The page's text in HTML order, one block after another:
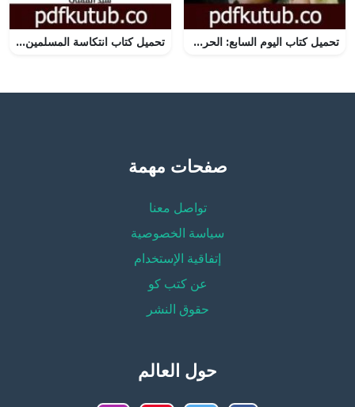
تحميل كتاب اليوم السابع: الحرب المستحيلة – حرب الاستنزاف PDF تأليف محمود عوض مجانا [كامل] تحميل كتاب انتكاسة المسلمين إلى الوثنية: التشخيص قبل الإصلاح – نسخة هنداوي PDF تأليف سيد القمني مجانا [كامل]
صفحات مهمة
تواصل معنا
سياسة الخصوصية
إتفاقية الإستخدام
عن كتب كو
حقوق النشر
حول العالم